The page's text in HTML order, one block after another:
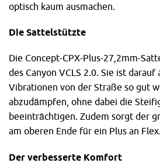
optisch kaum ausmachen.
Die Sattelstützte
Die Concept-CPX-Plus-27,2mm-
des Canyon VCLS 2.0. Sie ist darauf
Vibrationen von der Straße so gut
abzudämpfen, ohne dabei die
beeinträchtigen. Zudem sorgt der
am oberen Ende für ein Plus an Flex.
Der verbesserte Komfort